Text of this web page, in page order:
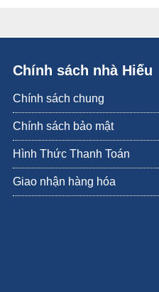
Chính sách nhà Hiếu
Chính sách chung
Chính sách bảo mật
Hình Thức Thanh Toán
Giao nhận hàng hóa